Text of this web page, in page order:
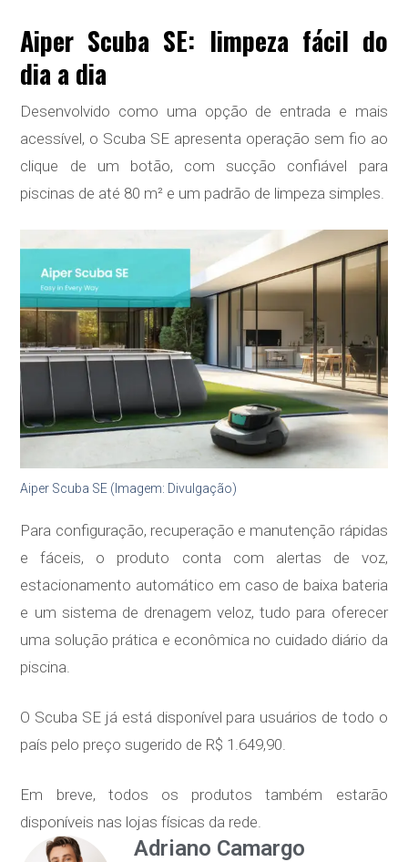
Aiper Scuba SE: limpeza fácil do
dia a dia
Desenvolvido como uma opção de entrada e mais
acessível, o Scuba SE apresenta operação sem fio ao
clique de um botão, com sucção confiável para
piscinas de até 80 m² e um padrão de limpeza simples.
Aiper Scuba SE (Imagem: Divulgação)
Para configuração, recuperação e manutenção rápidas
e fáceis, o produto conta com alertas de voz,
estacionamento automático em caso de baixa bateria
e um sistema de drenagem veloz, tudo para oferecer
uma solução prática e econômica no cuidado diário da
piscina.
O Scuba SE já está disponível para usuários de todo o
país pelo preço sugerido de R$ 1.649,90.
Em breve, todos os produtos também estarão
disponíveis nas lojas físicas da rede.
Adriano Camargo